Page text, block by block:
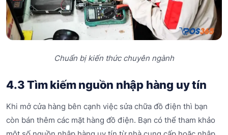
Chuẩn bị kiến thức chuyên ngành
4.3 Tìm kiếm nguồn nhập hàng uy tín
Khi mở cửa hàng bên cạnh việc sửa chữa đồ điện thì bạn
còn bán thêm các mặt hàng đồ điện. Bạn có thể tham khảo